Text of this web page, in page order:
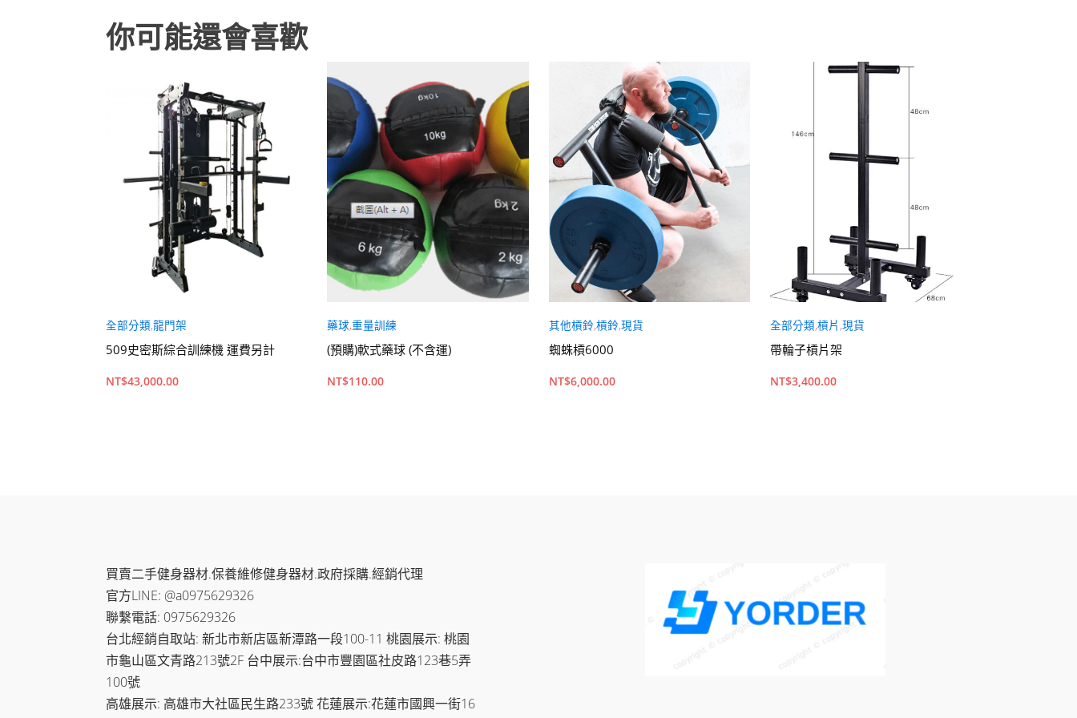
你可能還會喜歡
全部分類,龍門架
509史密斯綜合訓練機 運費另計
NT$43,000.00
藥球,重量訓練
(預購)軟式藥球 (不含運)
NT$110.00
其他槓鈴,槓鈴,現貨
蜘蛛槓6000
NT$6,000.00
全部分類,槓片 ,現貨
帶輪子槓片架
NT$3,400.00
買賣二手健身器材.保養維修健身器材.政府採購.經銷代理
官方LINE: @a0975629326
聯繫電話: 0975629326
台北經銷自取站: 新北市新店區新潭路一段100-11 桃園展示: 桃園
市龜山區文青路213號2F 台中展示:台中市豐園區社皮路123巷5弄
100號
高雄展示: 高雄市大社區民生路233號 花蓮展示:花蓮市國興一街16